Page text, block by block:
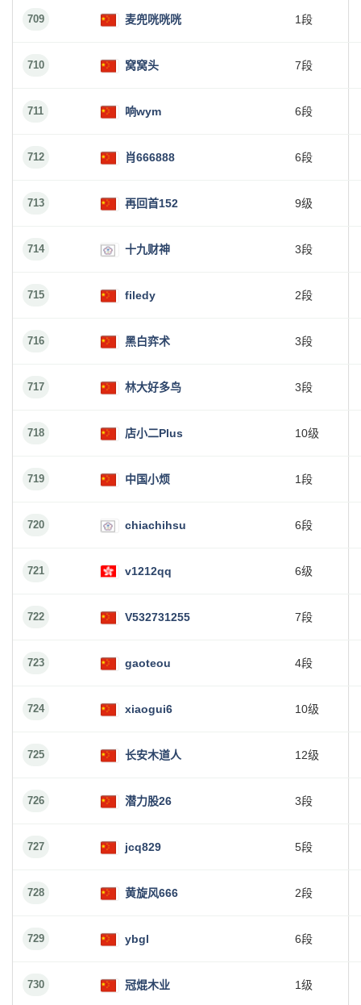
709 麦兜咣咣咣 1段
710 窝窝头 7段
711 响wym 6段
712 肖666888 6段
713 再回首152 9级
714 十九财神 3段
715 filedy 2段
716 黑白弈术 3段
717 林大好多鸟 3段
718 店小二Plus 10级
719 中国小烦 1段
720 chiachihsu 6段
721 v1212qq 6级
722 V532731255 7段
723 gaoteou 4段
724 xiaogui6 10级
725 长安木道人 12级
726 潜力股26 3段
727 jcq829 5段
728 黄旋风666 2段
729 ybgl 6段
730 冠焜木业 1级